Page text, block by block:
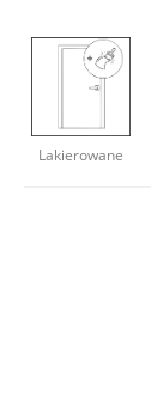
Lakierowane